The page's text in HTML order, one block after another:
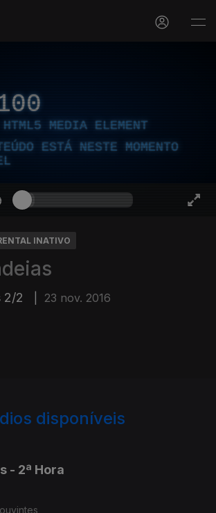
HTML5 MEDIA ELEMENT
ESTÁ NESTE MOMENTO
INATIVO
2/2 23 nov. 2016
disponíveis
- 2ª Hora